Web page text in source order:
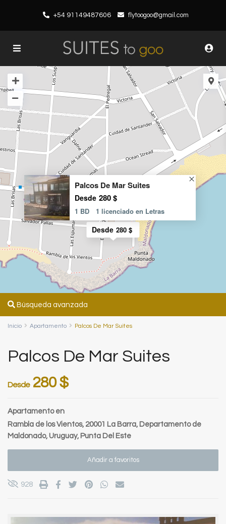
+54 91149487606 flytoogoo@gmail.com
Desde 280 $
Palcos De Mar Suites
Desde 280 $
1 BD 1 licenciado en Letras
Búsqueda avanzada
Inicio Apartamento Palcos De Mar Suites
Palcos De Mar Suites
Desde280 $
Apartamentoen
Rambla de los Vientos, 20001 La Barra, Departamento de
Maldonado, Uruguay, Punta Del Este
Añadir a favoritos
928